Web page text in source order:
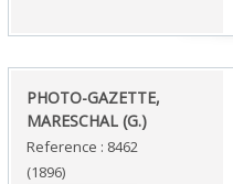
‎PHOTO-GAZETTE,
MARESCHAL (G.)‎
Reference : 8462
(1896)